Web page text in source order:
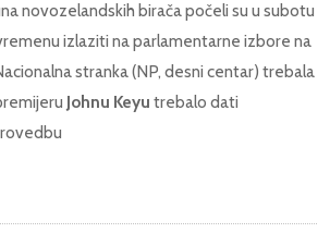
novozelandskih birača počeli su u subotu
izlaziti na parlamentarne izbore na
stranka (NP, desni centar) trebala
Johnu Keyu trebalo dati